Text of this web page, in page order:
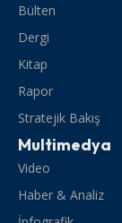
Bülten
Dergi
Kitap
Rapor
Stratejik Bakış
Multimedya
Video
Haber & Analiz